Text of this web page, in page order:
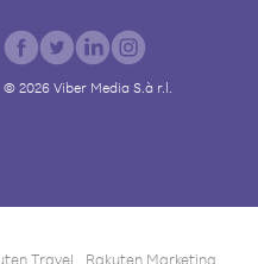
© 2026Viber Media S.à r.l.
Travel Rakuten Marketing